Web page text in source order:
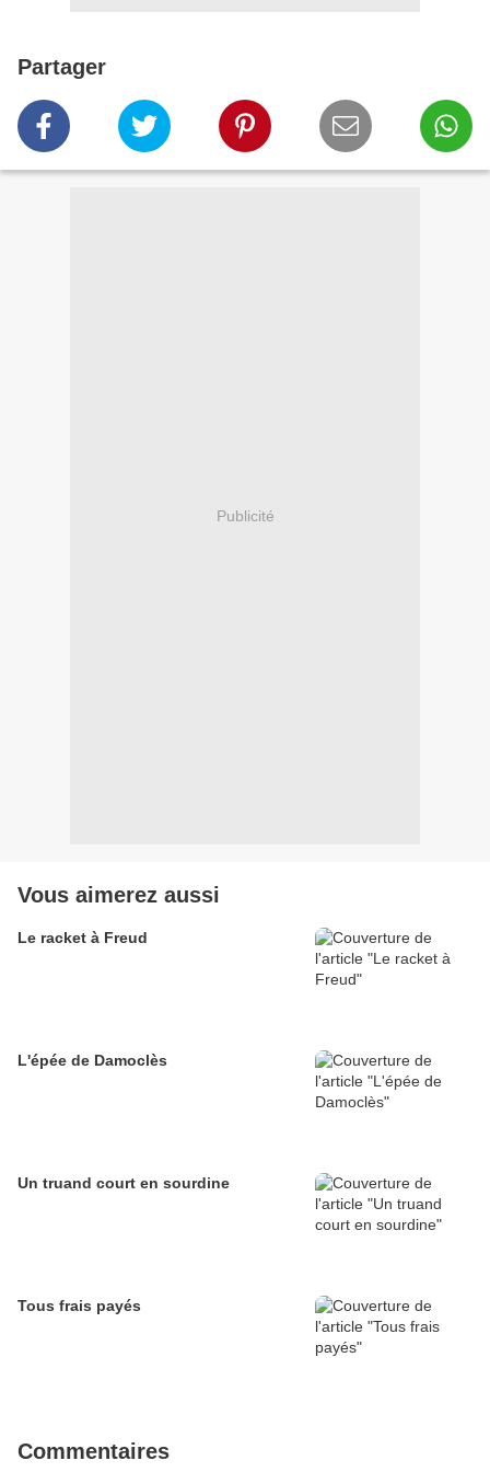
Partager
Publicité
Vous aimerez aussi
Le racket à Freud
L'épée de Damoclès
Un truand court en sourdine
Tous frais payés
Commentaires